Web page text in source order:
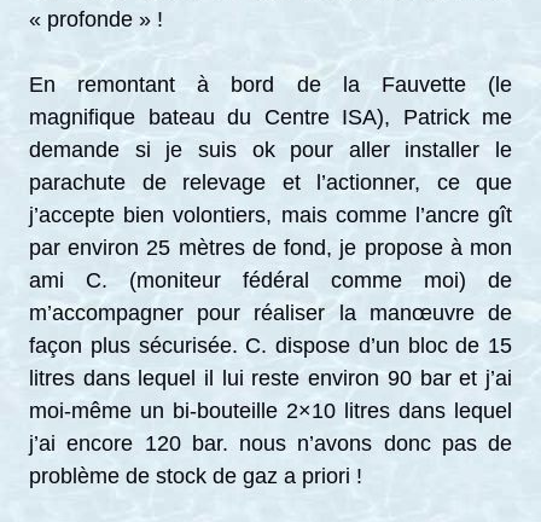
« profonde » !
En remontant à bord de la Fauvette (le
magnifique bateau du Centre ISA), Patrick me
demande si je suis ok pour aller installer le
parachute de relevage et l’actionner, ce que
j’accepte bien volontiers, mais comme l’ancre gît
par environ 25 mètres de fond, je propose à mon
ami C. (moniteur fédéral comme moi) de
m’accompagner pour réaliser la manœuvre de
façon plus sécurisée. C. dispose d’un bloc de 15
litres dans lequel il lui reste environ 90 bar et j’ai
moi-même un bi-bouteille 2×10 litres dans lequel
j’ai encore 120 bar. nous n’avons donc pas de
problème de stock de gaz a priori !